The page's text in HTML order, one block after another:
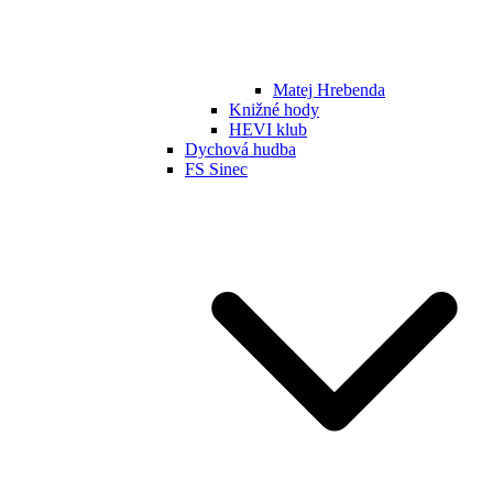
Matej Hrebenda
Knižné hody
HEVI klub
Dychová hudba
FS Sinec